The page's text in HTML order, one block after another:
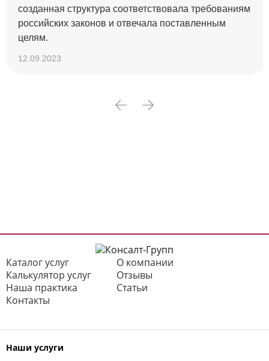
созданная структура соответствовала требованиям
российских законов и отвечала поставленным
целям.
12.09.2023
Каталог услуг
О компании
Калькулятор услуг
Отзывы
Наша практика
Статьи
Контакты
Наши услуги